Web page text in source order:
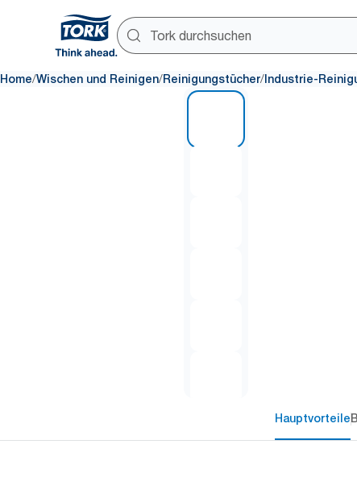
Home/Wischen und Reinigen/Reinigungstücher/ Industrie-
Hauptvorteile